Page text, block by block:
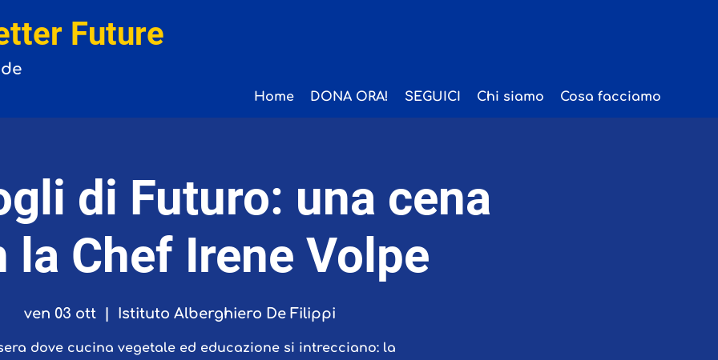
Future
Home DONA ORA! SEGUICI Chi siamo Cosa facciamo
di Futuro: una cena
la Chef Irene Volpe
ven 03 ott
  |
Istituto Alberghiero De Filippi
dove cucina vegetale ed educazione si intrecciano: la